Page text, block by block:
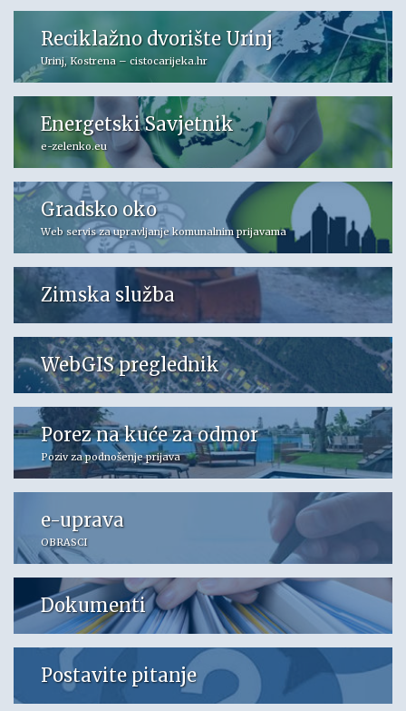
Reciklažno dvorište Urinj
Urinj, Kostrena – cistocarijeka.hr
Energetski Savjetnik
e-zelenko.eu
Gradsko oko
Web servis za upravljanje komunalnim prijavama
Zimska služba
WebGIS preglednik
Porez na kuće za odmor
Poziv za podnošenje prijava
e-uprava
OBRASCI
Dokumenti
Postavite pitanje